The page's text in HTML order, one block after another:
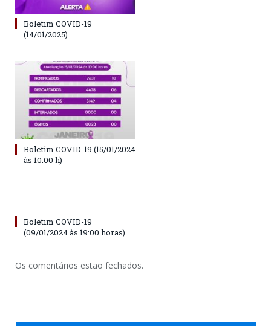
Boletim COVID-19
(14/01/2025)
Boletim COVID-19 (15/01/2024
às 10:00 h)
Boletim COVID-19
(09/01/2024 às 19:00 horas)
Os comentários estão fechados.